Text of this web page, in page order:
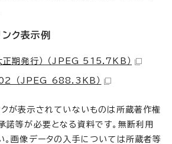
ク表示例
正期発行） （JPEG 515.7KB）
（JPEG 688.3KB）
クが表示されていないものは所蔵著作権
諾等が必要となる資料です。無断利用
。画像データの入手については所蔵者等